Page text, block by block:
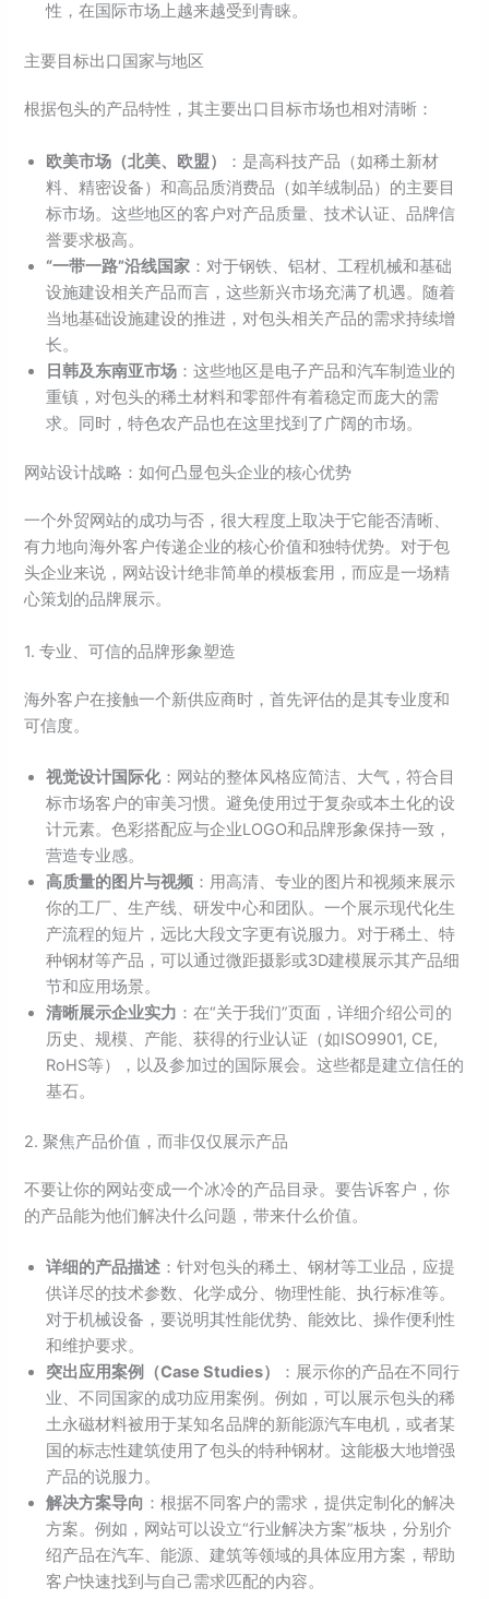
性，在国际市场上越来越受到青睐。
主要目标出口国家与地区
根据包头的产品特性，其主要出口目标市场也相对清晰：
欧美市场（北美、欧盟）
：是高科技产品（如稀土新材
料、精密设备）和高品质消费品（如羊绒制品）的主要目
标市场。这些地区的客户对产品质量、技术认证、品牌信
誉要求极高。
“一带一路”沿线国家 ：对于钢铁、铝材、工程机械和基础
设施建设相关产品而言，这些新兴市场充满了机遇。随着
当地基础设施建设的推进，对包头相关产品的需求持续增
长。
日韩及东南亚市场 ：这些地区是电子产品和汽车制造业的
重镇，对包头的稀土材料和零部件有着稳定而庞大的需
求。同时，特色农产品也在这里找到了广阔的市场。
网站设计战略：如何凸显包头企业的核心优势
一个外贸网站的成功与否，很大程度上取决于它能否清晰、
有力地向海外客户传递企业的核心价值和独特优势。对于包
头企业来说，网站设计绝非简单的模板套用，而应是一场精
心策划的品牌展示。
1. 专业、可信的品牌形象塑造
海外客户在接触一个新供应商时，首先评估的是其专业度和
可信度。
视觉设计国际化：网站的整体风格应简洁、大气，符合目
标市场客户的审美习惯。避免使用过于复杂或本土化的设
计元素。色彩搭配应与企业LOGO和品牌形象保持一致，
营造专业感。
高质量的图片与视频 ：用高清、专业的图片和视频来展示
你的工厂、生产线、研发中心和团队。一个展示现代化生
产流程的短片，远比大段文字更有说服力。对于稀土、特
种钢材等产品，可以通过微距摄影或3D建模展示其产品细
节和应用场景。
清晰展示企业实力 ：在“关于我们”页面，详细介绍公司的
历史、规模、产能、获得的行业认证（如ISO9901, CE,
RoHS等），以及参加过的国际展会。这些都是建立信任的
基石。
2. 聚焦产品价值，而非仅仅展示产品
不要让你的网站变成一个冰冷的产品目录。要告诉客户，你
的产品能为他们解决什么问题，带来什么价值。
详细的产品描述 ：针对包头的稀土、钢材等工业品，应提
供详尽的技术参数、化学成分、物理性能、执行标准等。
对于机械设备，要说明其性能优势、能效比、操作便利性
和维护要求。
突出应用案例（Case Studies）
：展示你的产品在不同行
业、不同国家的成功应用案例。例如，可以展示包头的稀
土永磁材料被用于某知名品牌的新能源汽车电机，或者某
国的标志性建筑使用了包头的特种钢材。这能极大地增强
产品的说服力。
解决方案导向 ：根据不同客户的需求，提供定制化的解决
方案。例如，网站可以设立“行业解决方案”板块，分别介
绍产品在汽车、能源、建筑等领域的具体应用方案，帮助
客户快速找到与自己需求匹配的内容。